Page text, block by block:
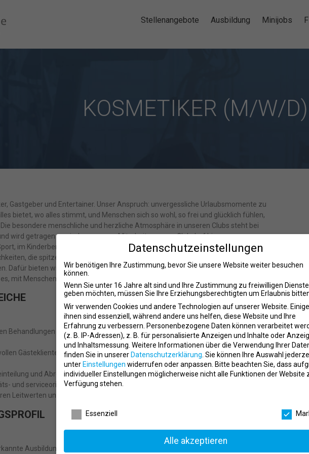
Stellenangebote Ausbildung Minijobs
KOSMETIKER (M/W/D)
Gastgeber und Entertainer. Unser Anspruch: unvergessliche Urlaubsmomente zu
bietet, wo alles stimmt, und Menschen sich so wohl, so frei und glücklich fühlen,
besondere menschliche und herzliche Atmosphäre in unseren Clubs steht bei
wird getragen von jedem unserer Mitarbeiter – vom Clubchef bis zur
im Kinderbereich und im Spa. Wir nennen es „Urlaub unter Freunden“. Echt nur
die spitze sind in ihrem Fach, und Talente besitzen, die sie mit uns
Dafür bieten wir Möglichkeiten, Unterstützung und ein kreatives Umfeld. Du bist
mit Menschen und im Team zu arbeiten. Wunderbar.
Behandlungen und Massagen
Gästeklientels bezüglich des Gesamtangebotes der SPA-Leistungen und
und Abrechnung der Behandlungen
und serviceorientiertes Arbeiten
Leitwerten und der Aldiana Philosophie
Ausbildung und Berufserfahrung setzen wir voraus
Datenschutzeinstellungen
Wir benötigen Ihre Zustimmung, bevor Sie unsere Website weiter besuchen
können.
Wenn Sie unter 16 Jahre alt sind und Ihre Zustimmung zu freiwilligen
geben möchten, müssen Sie Ihre Erziehungsberechtigten um Erlaubnis
Wir verwenden Cookies und andere Technologien auf unserer Website.
ihnen sind essenziell, während andere uns helfen, diese Website und Ihre
Erfahrung zu verbessern. Personenbezogene Daten können verarbeitet
(z. B. IP-Adressen), z. B. für personalisierte Anzeigen und Inhalte oder
und Inhaltsmessung. Weitere Informationen über die Verwendung Ihrer
finden Sie in unserer Datenschutzerklärung Sie können Ihre Auswahl
unter Einstellungen widerrufen oder anpassen. Bitte beachten Sie, dass
individueller Einstellungen möglicherweise nicht alle Funktionen der Website
Verfügung stehen.
Essenziell
Alle akzeptieren